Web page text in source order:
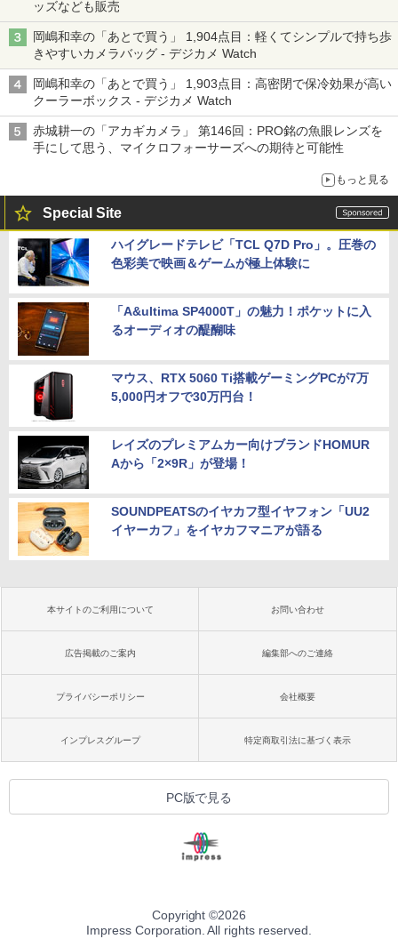
ッズなども販売
岡嶋和幸の「あとで買う」 1,904点目：軽くてシンプルで持ち歩
きやすいカメラバッグ - デジカメ Watch
岡嶋和幸の「あとで買う」 1,903点目：高密閉で保冷効果が高い
クーラーボックス - デジカメ Watch
赤城耕一の「アカギカメラ」 第146回：PRO銘の魚眼レンズを
手にして思う、マイクロフォーサーズへの期待と可能性
もっと見る
Special Site
ハイグレードテレビ「TCL Q7D Pro」。圧巻の
色彩美で映画＆ゲームが極上体験に
「A&ultima SP4000T」の魅力！ポケットに入
るオーディオの醍醐味
マウス、RTX 5060 Ti搭載ゲーミングPCが7万
5,000円オフで30万円台！
レイズのプレミアムカー向けブランドHOMUR
Aから「2×9R」が登場！
SOUNDPEATSのイヤカフ型イヤフォン「UU2
イヤーカフ」をイヤカフマニアが語る
本サイトのご利用について お問い合わせ
広告掲載のご案内 編集部へのご連絡
プライバシーポリシー 会社概要
インプレスグループ 特定商取引法に基づく表示
PC版で見る
Copyright ©2026
Impress Corporation. All rights reserved.